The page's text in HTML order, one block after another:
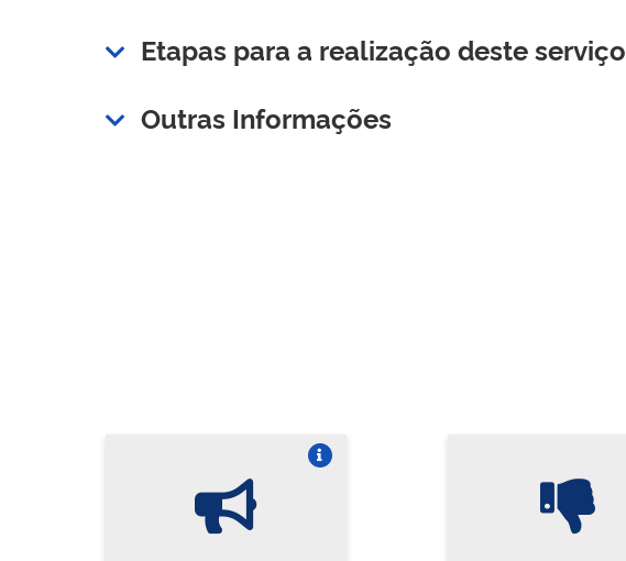
Etapas para a realização deste serviço
Outras Informações